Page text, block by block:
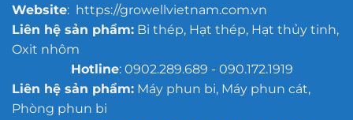
Website: https://growellvietnam.com.vn
Liên hệ sản phẩm:Bi thép, Hạt thép, Hạt thủy tinh,
Oxit nhôm
Hotline: 0902.289.689 - 090.172.1919
Liên hệ sản phẩm:Máy phun bi, Máy phun cát,
Phòng phun bi